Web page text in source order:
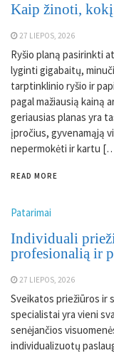
Kaip žinoti,
27 LIEPOS, 2026
Ryšio planą pasirinkti
lyginti gigabaitų,
tarptinklinio ryšio ir
pagal mažiausią kainą
geriausias planas yra
įpročius, gyvenamąją
nepermokėti ir kartu
READ MORE
Patarimai
Individuali
profesionalią ir
27 LIEPOS, 2026
Sveikatos priežiūros ir
specialistai yra vieni
senėjančios
individualizuotų